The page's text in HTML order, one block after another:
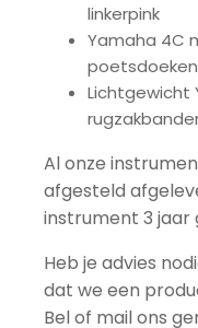
linkerpink
Yamaha 4C
poetsdoeken
Lichtgewicht
Al onze
afgesteld
instrument 3 jaar
Heb je advies
dat we een
Bel of mail ons